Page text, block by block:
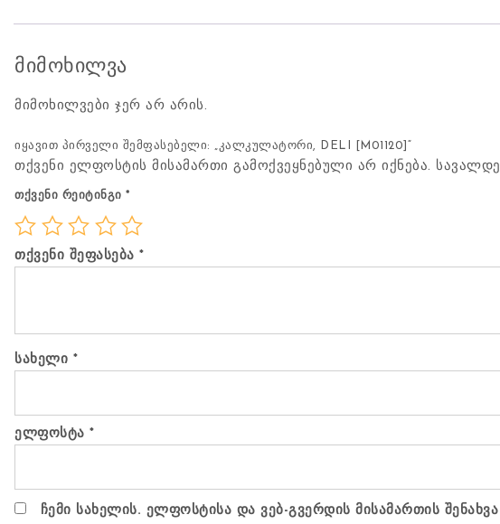
მიმოხილვა
მიმოხილვები ჯერ არ არის.
იყავით პირველი შემფასებელი: „კალკულატორი, DELI [M01120]“
თქვენი ელფოსტის მისამართი გამოქვეყნებული არ იქნება.
თქვენი რეიტინგი *
თქვენი შეფასება *
სახელი *
ელფოსტა *
ჩემი სახელის. ელფოსტისა და ვებ-გვერდის მისამართის